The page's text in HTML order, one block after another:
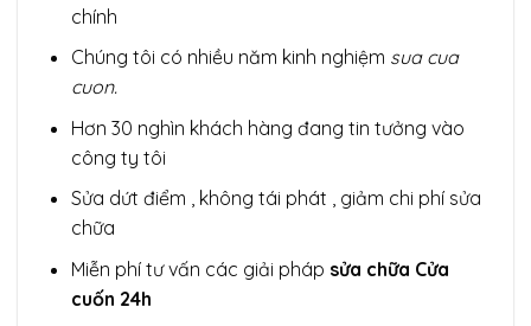
chính
Chúng tôi có nhiều năm kinh nghiệm sua cua
cuon.
Hơn 30 nghìn khách hàng đang tin tưởng vào
công ty tôi
Sửa dứt điểm , không tái phát , giảm chi phí sửa
chữa
Miễn phí tư vấn các giải pháp sửa chữa Cửa
cuốn 24h